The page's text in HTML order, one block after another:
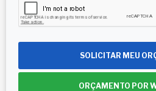
SOLICITAR MEU
ORÇAMENTO POR